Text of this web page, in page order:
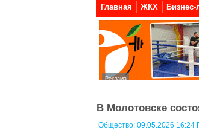
Главная ЖКХ Бизнес-
В Молотовске
Общество: 09.05.2026 16:24